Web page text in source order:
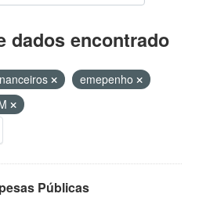
dados encontrado
emepenho
Públicas